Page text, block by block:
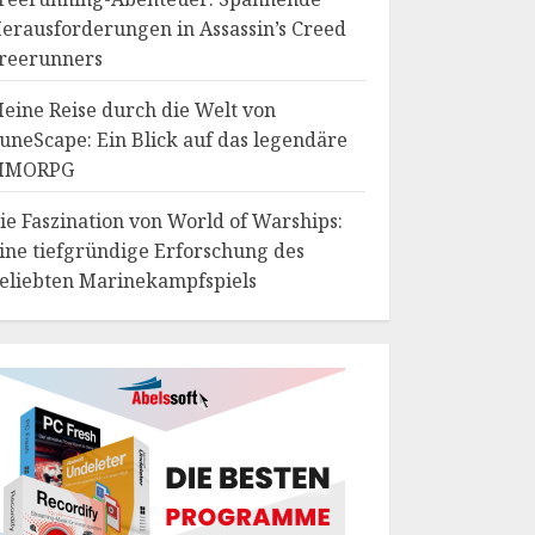
in Assassin’s Creed
Reise durch die Welt von
Ein Blick auf das legendäre
Faszination von World of Warships:
tiefgründige Erforschung des
Marinekampfspiels